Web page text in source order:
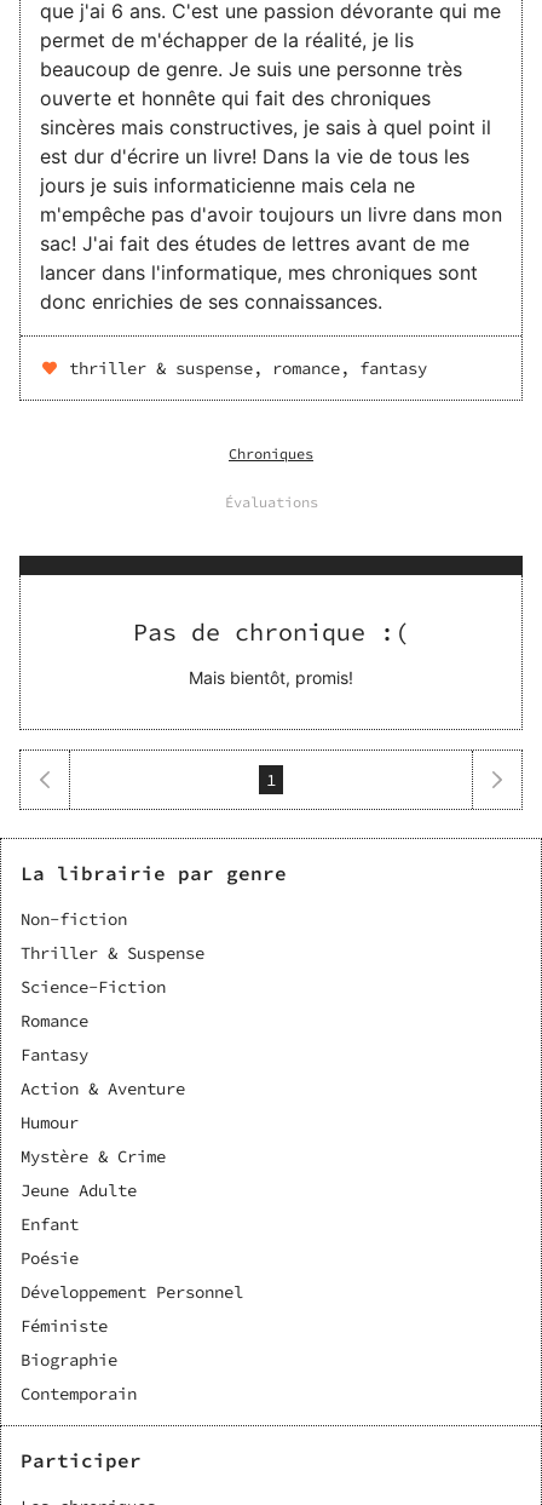
que j'ai 6 ans. C'est une passion dévorante qui me
permet de m'échapper de la réalité, je lis
beaucoup de genre. Je suis une personne très
ouverte et honnête qui fait des chroniques
sincères mais constructives, je sais à quel point il
est dur d'écrire un livre! Dans la vie de tous les
jours je suis informaticienne mais cela ne
m'empêche pas d'avoir toujours un livre dans mon
sac! J'ai fait des études de lettres avant de me
lancer dans l'informatique, mes chroniques sont
donc enrichies de ses connaissances.
thriller & suspense, romance, fantasy
Chroniques
Évaluations
Pas de chronique :(
Mais bientôt, promis!
1
La librairie par genre
Non-fiction
Thriller & Suspense
Science-Fiction
Romance
Fantasy
Action & Aventure
Humour
Mystère & Crime
Jeune Adulte
Enfant
Poésie
Développement Personnel
Féministe
Biographie
Contemporain
Participer